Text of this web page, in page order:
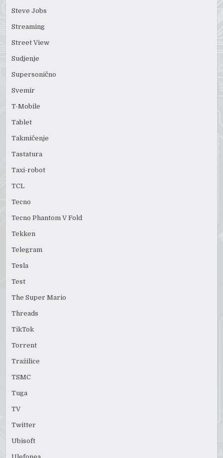
Steve Jobs
Streaming
Street View
Sudjenje
Supersonično
Svemir
T-Mobile
Tablet
Takmičenje
Tastatura
Taxi-robot
TCL
Tecno
Tecno Phantom V Fold
Tekken
Telegram
Tesla
Test
The Super Mario
Threads
TikTok
Torrent
Tražilice
TSMC
Tuga
TV
Twitter
Ubisoft